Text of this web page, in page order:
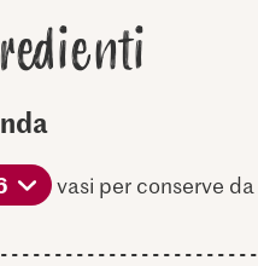
vasi per conserve